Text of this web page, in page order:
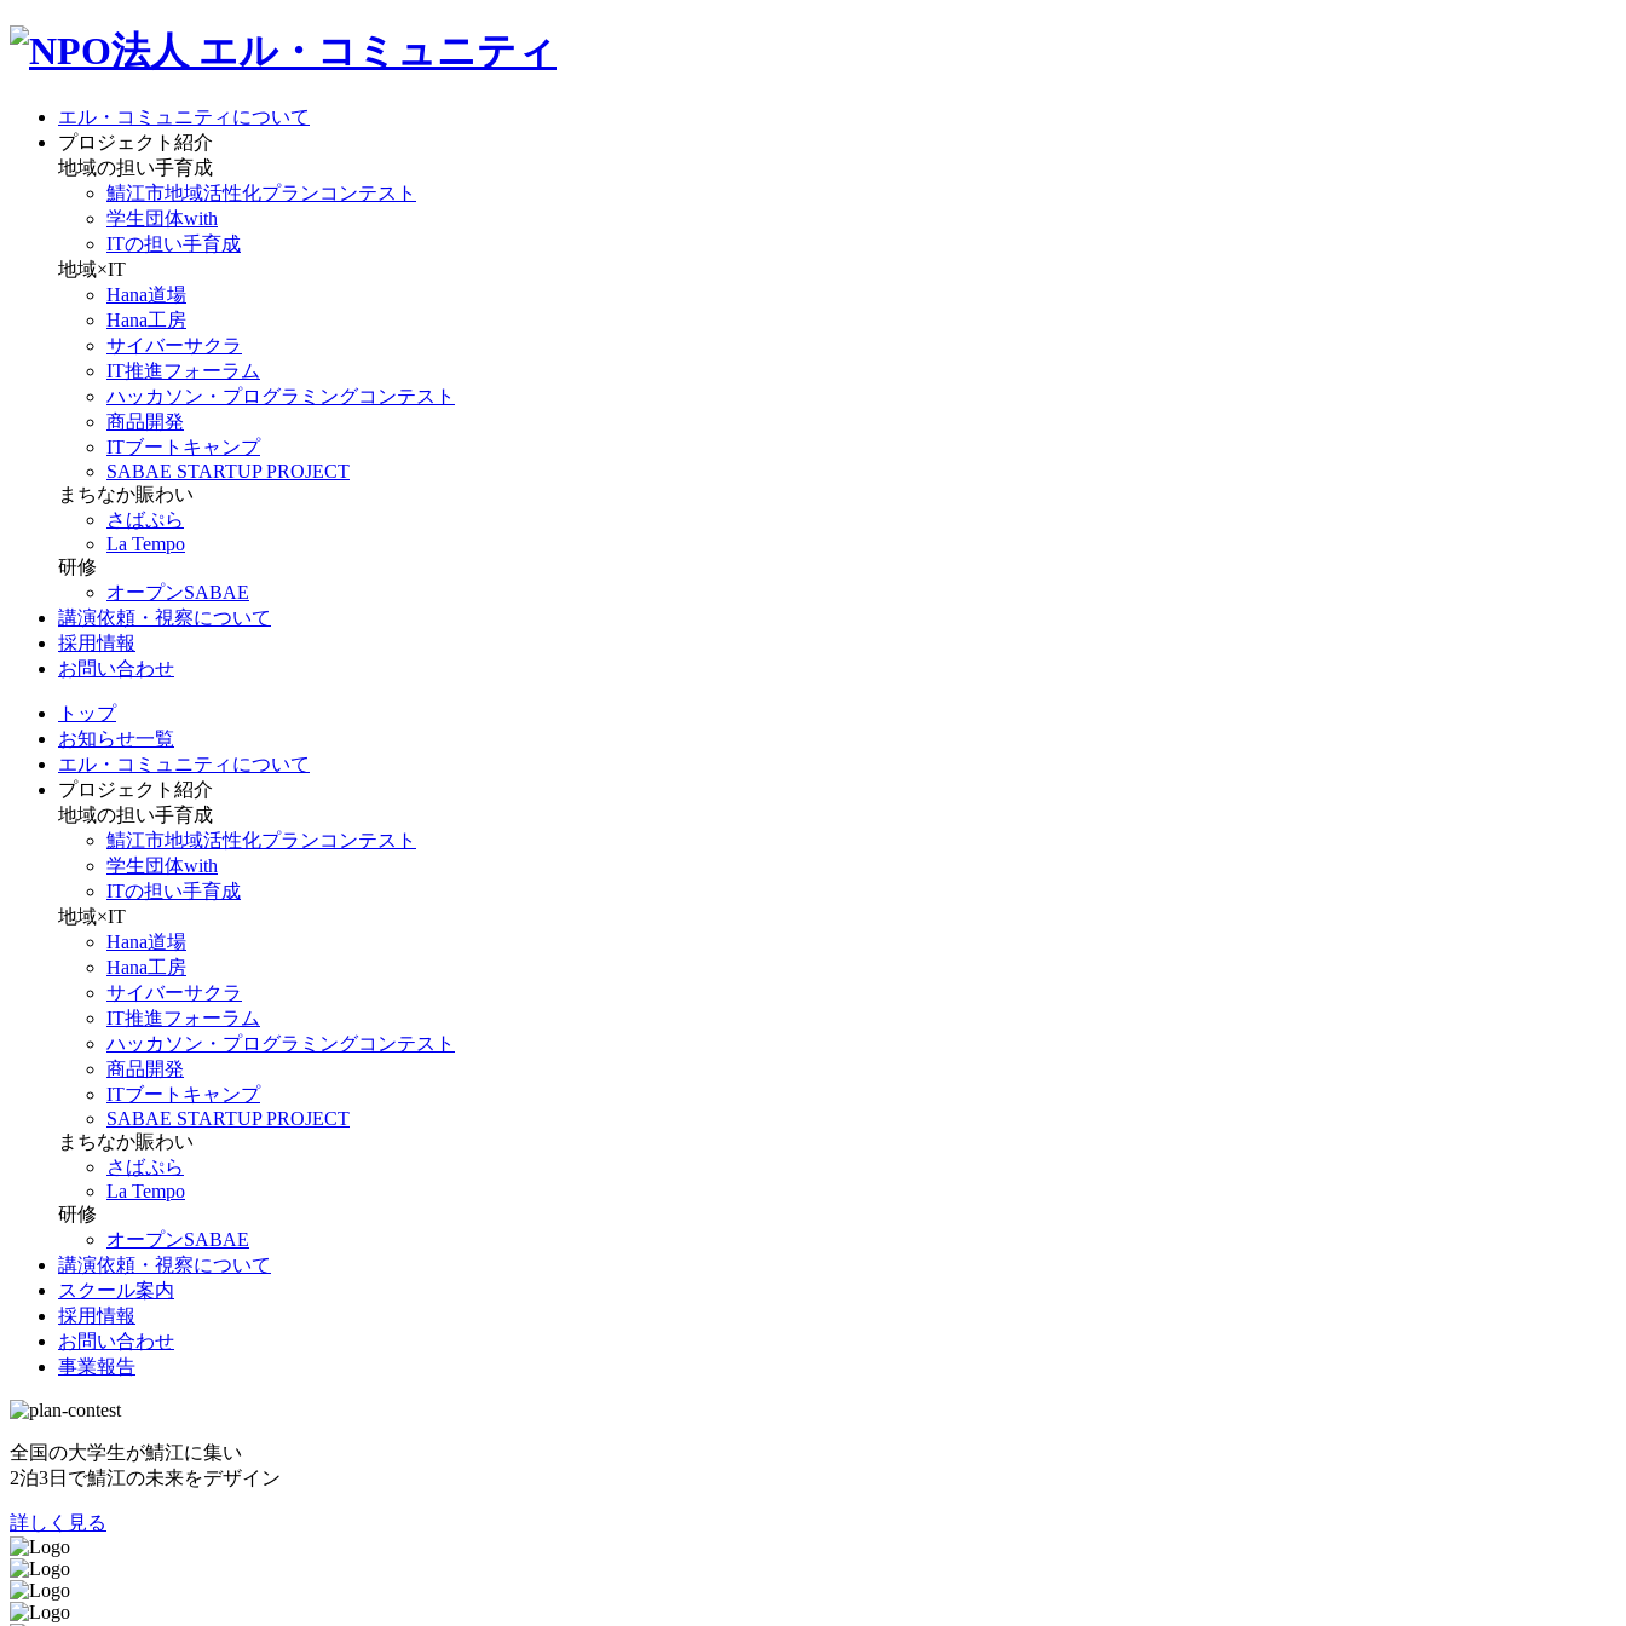
エル・コミュニティについて
プロジェクト紹介
地域の担い手育成
鯖江市地域活性化プランコンテスト
学生団体with
ITの担い手育成
地域×IT
Hana道場
Hana工房
サイバーサクラ
IT推進フォーラム
ハッカソン・プログラミングコンテスト
商品開発
ITブートキャンプ
SABAE STARTUP PROJECT
まちなか賑わい
さばぷら
La Tempo
研修
オープンSABAE
講演依頼・視察について
採用情報
お問い合わせ
トップ
お知らせ一覧
エル・コミュニティについて
プロジェクト紹介
地域の担い手育成
鯖江市地域活性化プランコンテスト
学生団体with
ITの担い手育成
地域×IT
Hana道場
Hana工房
サイバーサクラ
IT推進フォーラム
ハッカソン・プログラミングコンテスト
商品開発
ITブートキャンプ
SABAE STARTUP PROJECT
まちなか賑わい
さばぷら
La Tempo
研修
オープンSABAE
講演依頼・視察について
スクール案内
採用情報
お問い合わせ
事業報告
全国の大学生が鯖江に集い
2泊3日で鯖江の未来をデザイン
詳しく見る